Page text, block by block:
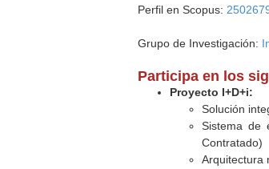
Perfil en Scopus:
Grupo de Investigación:
Participa en los
Proyecto I+D+i:
Solución
Sistema de
Contratado)
Arquitectura